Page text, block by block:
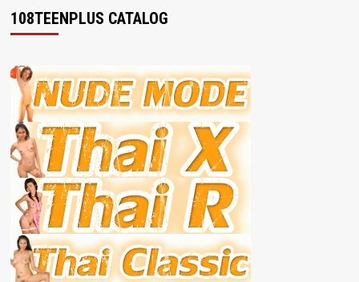
108TEENPLUS CATALOG